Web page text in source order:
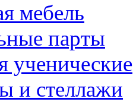
мебель
парты
ученические
и стеллажи